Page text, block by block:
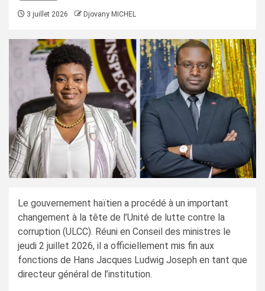
3 juillet 2026 Djovany MICHEL
Le gouvernement haïtien a procédé à un important
changement à la tête de l’Unité de lutte contre la
corruption (ULCC). Réuni en Conseil des ministres le
jeudi 2 juillet 2026, il a officiellement mis fin aux
fonctions de Hans Jacques Ludwig Joseph en tant que
directeur général de l’institution.